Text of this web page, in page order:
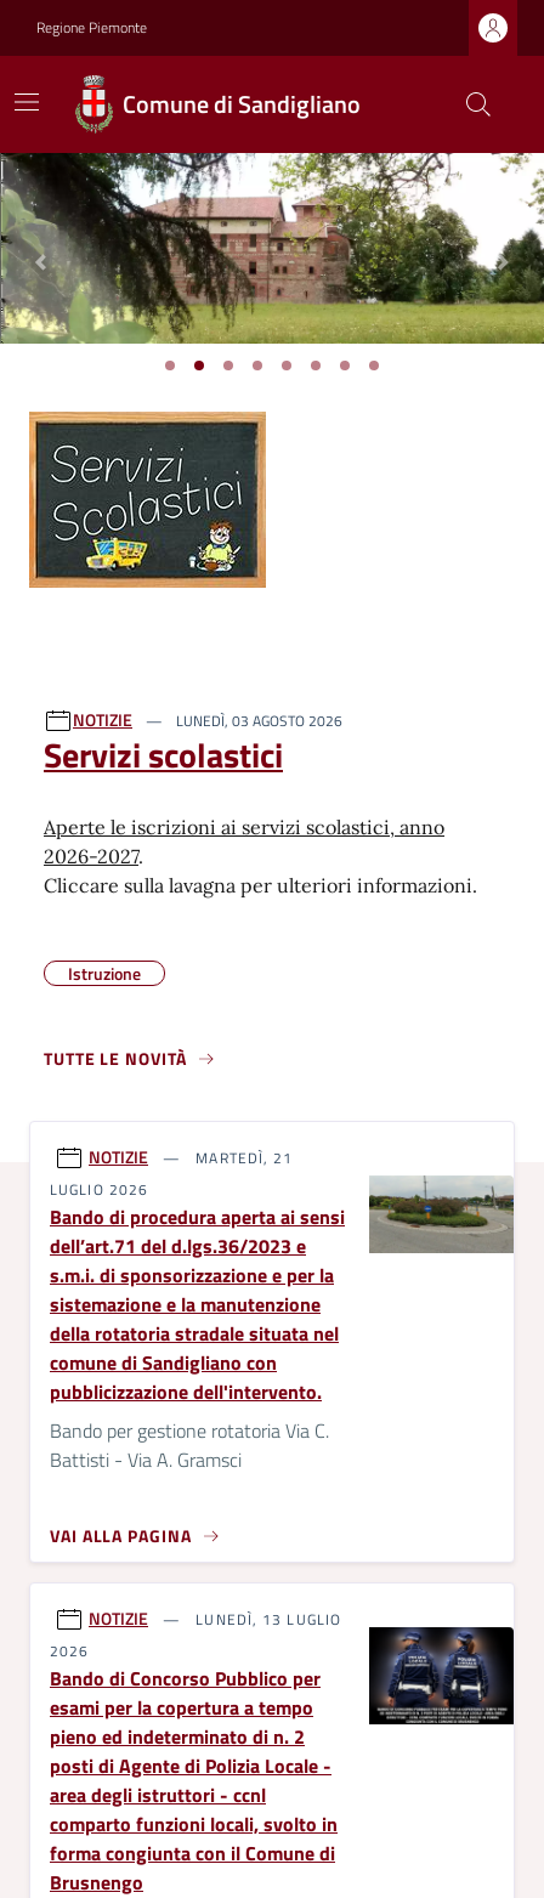
Regione Piemonte
Comune di Sandigliano
Previous Next
Ultime notizie
NOTIZIE LUNEDÌ, 03 AGOSTO 2026
Servizi scolastici
Aperte le iscrizioni ai servizi scolastici, anno
2026-2027.
Cliccare sulla lavagna per ulteriori informazioni.
Istruzione
TUTTE LE NOVITÀ
NOTIZIE
MARTEDÌ, 21
LUGLIO 2026
Bando di procedura aperta ai sensi
dell’art.71 del d.lgs.36/2023 e
s.m.i. di sponsorizzazione e per la
sistemazione e la manutenzione
della rotatoria stradale situata nel
comune di Sandigliano con
pubblicizzazione dell'intervento.
Bando per gestione rotatoria Via C.
Battisti - Via A. Gramsci
VAI ALLA PAGINA
NOTIZIE
LUNEDÌ, 13 LUGLIO
2026
Bando di Concorso Pubblico per
esami per la copertura a tempo
pieno ed indeterminato di n. 2
posti di Agente di Polizia Locale -
area degli istruttori - ccnl
comparto funzioni locali, svolto in
forma congiunta con il Comune di
Brusnengo